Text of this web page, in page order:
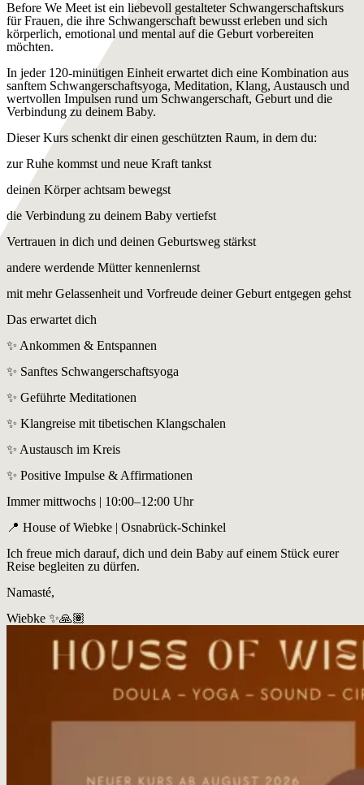
Before We Meet ist ein liebevoll gestalteter Schwangerschaftskurs
für Frauen, die ihre Schwangerschaft bewusst erleben und sich
körperlich, emotional und mental auf die Geburt vorbereiten
möchten.
In jeder 120-minütigen Einheit erwartet dich eine Kombination aus
sanftem Schwangerschaftsyoga, Meditation, Klang, Austausch und
wertvollen Impulsen rund um Schwangerschaft, Geburt und die
Verbindung zu deinem Baby.
Dieser Kurs schenkt dir einen geschützten Raum, in dem du:
zur Ruhe kommst und neue Kraft tankst
deinen Körper achtsam bewegst
die Verbindung zu deinem Baby vertiefst
Vertrauen in dich und deinen Geburtsweg stärkst
andere werdende Mütter kennenlernst
mit mehr Gelassenheit und Vorfreude deiner Geburt entgegen gehst
Das erwartet dich
✨ Ankommen & Entspannen
✨ Sanftes Schwangerschaftsyoga
✨ Geführte Meditationen
✨ Klangreise mit tibetischen Klangschalen
✨ Austausch im Kreis
✨ Positive Impulse & Affirmationen
Immer mittwochs | 10:00–12:00 Uhr
📍 House of Wiebke | Osnabrück-Schinkel
Ich freue mich darauf, dich und dein Baby auf einem Stück eurer
Reise begleiten zu dürfen.
Namasté,
Wiebke ✨🙏🏽